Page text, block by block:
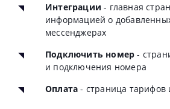
Интеграции- главная
информацией о
мессенджерах
Подключить номер -
и подключения номера
Оплата - страница тарифов